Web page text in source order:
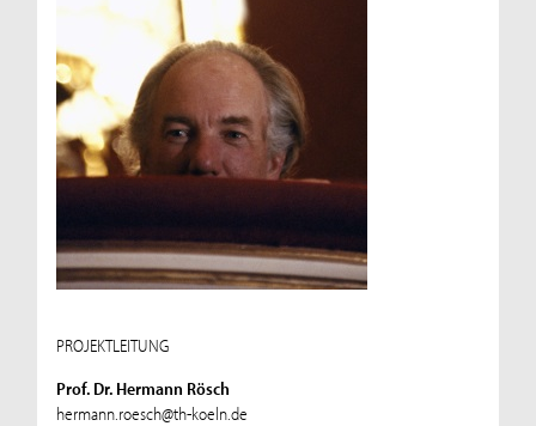
PROJEKTLEITUNG
Prof. Dr. Hermann Rösch
hermann.roesch@th-koeln.de